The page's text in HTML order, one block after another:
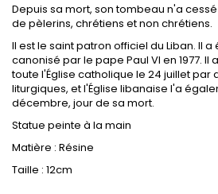
Depuis sa mort, son tombeau n'a
de pèlerins, chrétiens et non chrétiens.
Il est le saint patron officiel du Liban. Il a
canonisé par le pape Paul VI en 1977.
toute l'Église catholique le 24 juillet par
liturgiques, et l'Église libanaise l'a
décembre, jour de sa mort.
Statue peinte à la main
Matière : Résine
Taille : 12cm